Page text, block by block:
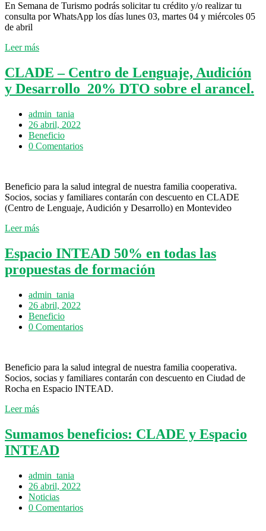
En Semana de Turismo podrás solicitar tu crédito y/o realizar tu
consulta por WhatsApp los días lunes 03, martes 04 y miércoles 05
de abril
Leer más
CLADE – Centro de Lenguaje, Audición
y Desarrollo 20% DTO sobre el arancel.
admin_tania
26 abril, 2022
Beneficio
0 Comentarios
Beneficio para la salud integral de nuestra familia cooperativa.
Socios, socias y familiares contarán con descuento en CLADE
(Centro de Lenguaje, Audición y Desarrollo) en Montevideo
Leer más
Espacio INTEAD 50% en todas las
propuestas de formación
admin_tania
26 abril, 2022
Beneficio
0 Comentarios
Beneficio para la salud integral de nuestra familia cooperativa.
Socios, socias y familiares contarán con descuento en Ciudad de
Rocha en Espacio INTEAD.
Leer más
Sumamos beneficios: CLADE y Espacio
INTEAD
admin_tania
26 abril, 2022
Noticias
0 Comentarios